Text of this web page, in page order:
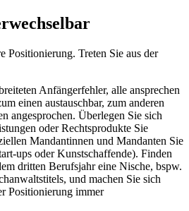
Positionierung. Treten Sie aus der
Anfängerfehler, alle ansprechen
einen austauschbar, zum anderen
angesprochen. Überlegen Sie sich
oder Rechtsprodukte Sie
Mandantinnen und Mandanten Sie
ups oder Kunstschaffende). Finden
dritten Berufsjahr eine Nische, bspw.
und machen Sie sich
Positionierung immer